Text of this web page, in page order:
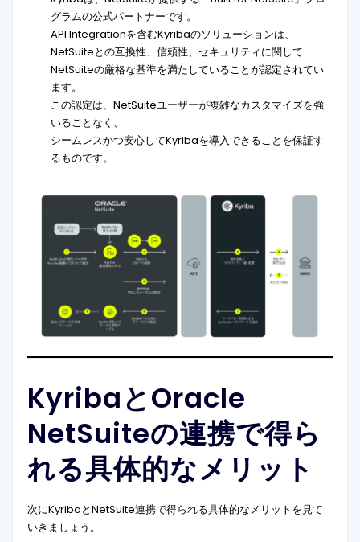
グラムの公式パートナーです。
API Integrationを含むKyribaのソリューションは、
NetSuiteとの互換性、信頼性、セキュリティに関して
NetSuiteの厳格な基準を満たしていることが認定されてい
ます。
この認定は、NetSuiteユーザーが複雑なカスタマイズを強
いることなく、
シームレスかつ安心してKyribaを導入できることを保証す
るものです。
KyribaとOracle
NetSuiteの連携で得ら
れる具体的なメリット
次にKyribaとNetSuite連携で得られる具体的なメリットを見て
いきましょう。